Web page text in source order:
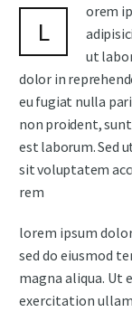
L
orem
ut
dolor in
eu fugiat nulla
non proident,
est laborum. Sed
sit voluptatem
rem
lorem ipsum
sed do eiusmod
magna aliqua. Ut
exercitation